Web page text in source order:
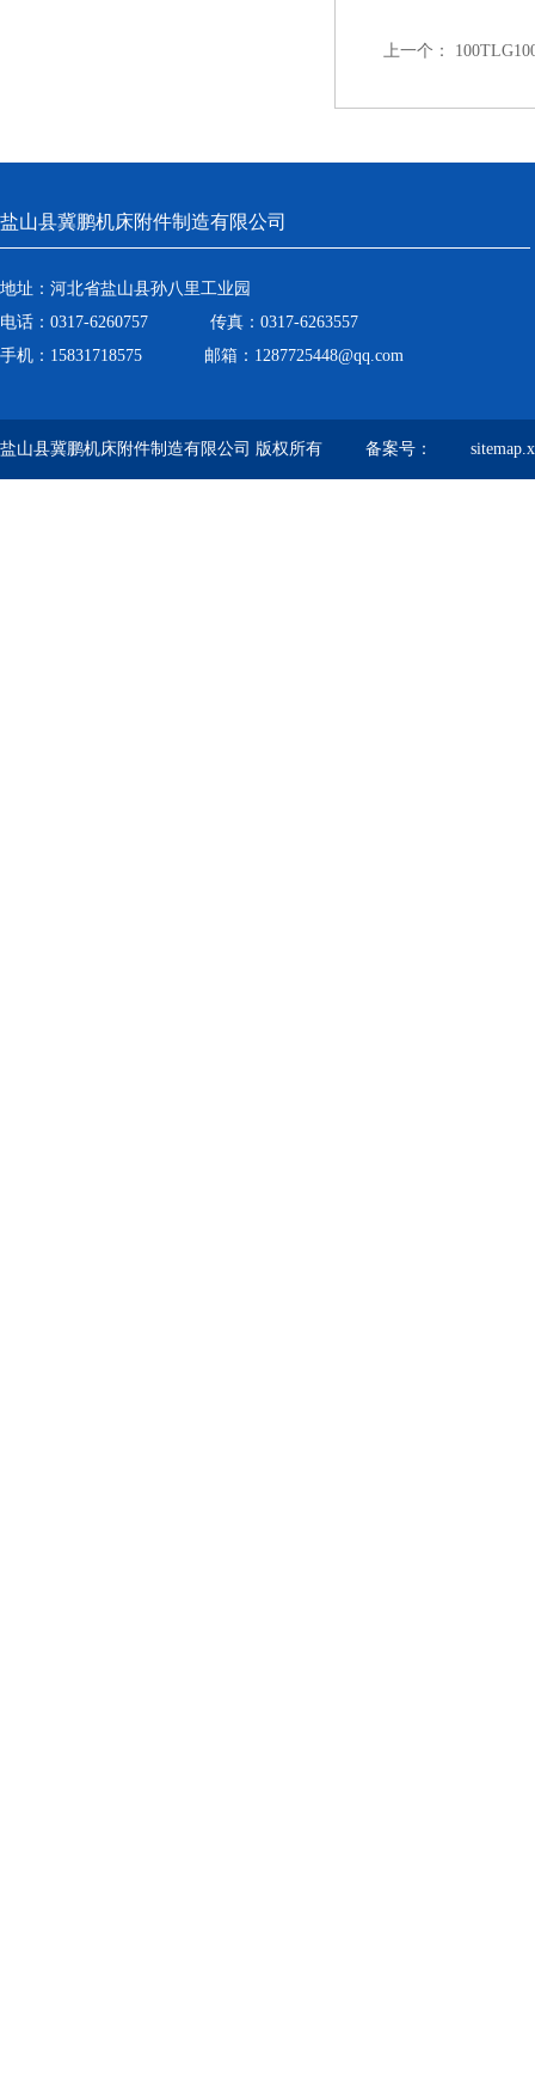
上一个：
盐山县冀鹏机床附件制造有限公司
地址：河北省盐山县孙八里工业园
电话：0317-6260757 传真：0317-6263557
手机：15831718575 邮箱：1287725448@qq.com
盐山县冀鹏机床附件制造有限公司 版权所有 备案号：